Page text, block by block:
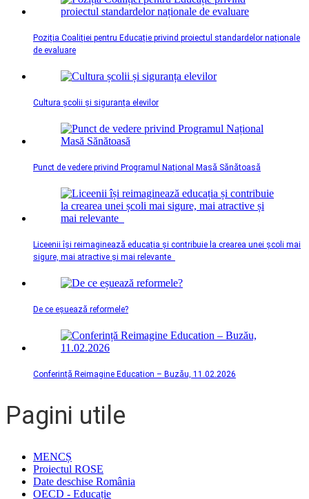
Poziția Coaliției pentru Educație privind proiectul standardelor naționale
de evaluare
Cultura școlii și siguranța elevilor
Punct de vedere privind Programul Național Masă Sănătoasă
Liceenii își reimaginează educația și contribuie la crearea unei școli mai
sigure, mai atractive și mai relevante
De ce eșuează reformele?
Conferință Reimagine Education – Buzău, 11.02.2026
Pagini utile
MENCȘ
Proiectul ROSE
Date deschise România
OECD - Educație